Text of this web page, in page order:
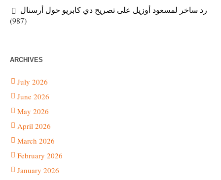
رد ساخر لمسعود أوزيل على تصريح دي كابريو حول أرسنال
(987)
ARCHIVES
July 2026
June 2026
May 2026
April 2026
March 2026
February 2026
January 2026